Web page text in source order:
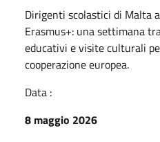
Dirigenti scolastici di Malta
Erasmus+: una settimana
educativi e visite culturali
cooperazione europea.
Data :
8 maggio 2026